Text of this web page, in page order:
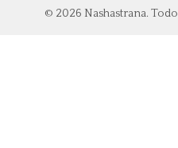
© 2026 Nashastrana.